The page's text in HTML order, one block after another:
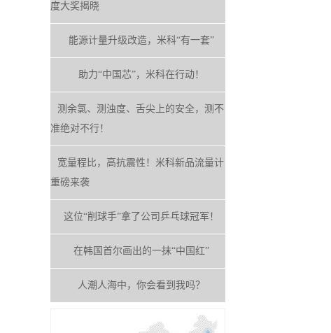
度大奖揭晓
能源计量升级改造，米科“有一套”
助力“中国芯”，米科在行动！
测余氯、测浊度、舌尖上的安全，测不
准绝对不行！
宽量程比，高抗震性！米科新品流量计
重磅来袭
这位“削球手”拿了公司乒乓球冠军！
在韩国首尔画出的一抹“中国红”
人潮人海中，你会看到我吗？